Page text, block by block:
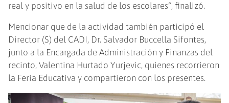
real y positivo en la salud de los escolares”, finalizó.
Mencionar que de la actividad también participó el
Director (S) del CADI, Dr. Salvador Buccella Sifontes,
junto a la Encargada de Administración y Finanzas del
recinto, Valentina Hurtado Yurjevic, quienes recorrieron
la Feria Educativa y compartieron con los presentes.